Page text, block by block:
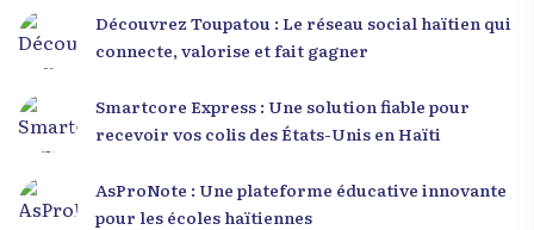
Découvrez Toupatou : Le réseau social haïtien qui
connecte, valorise et fait gagner
Smartcore Express : Une solution fiable pour
recevoir vos colis des États-Unis en Haïti
AsProNote : Une plateforme éducative innovante
pour les écoles haïtiennes